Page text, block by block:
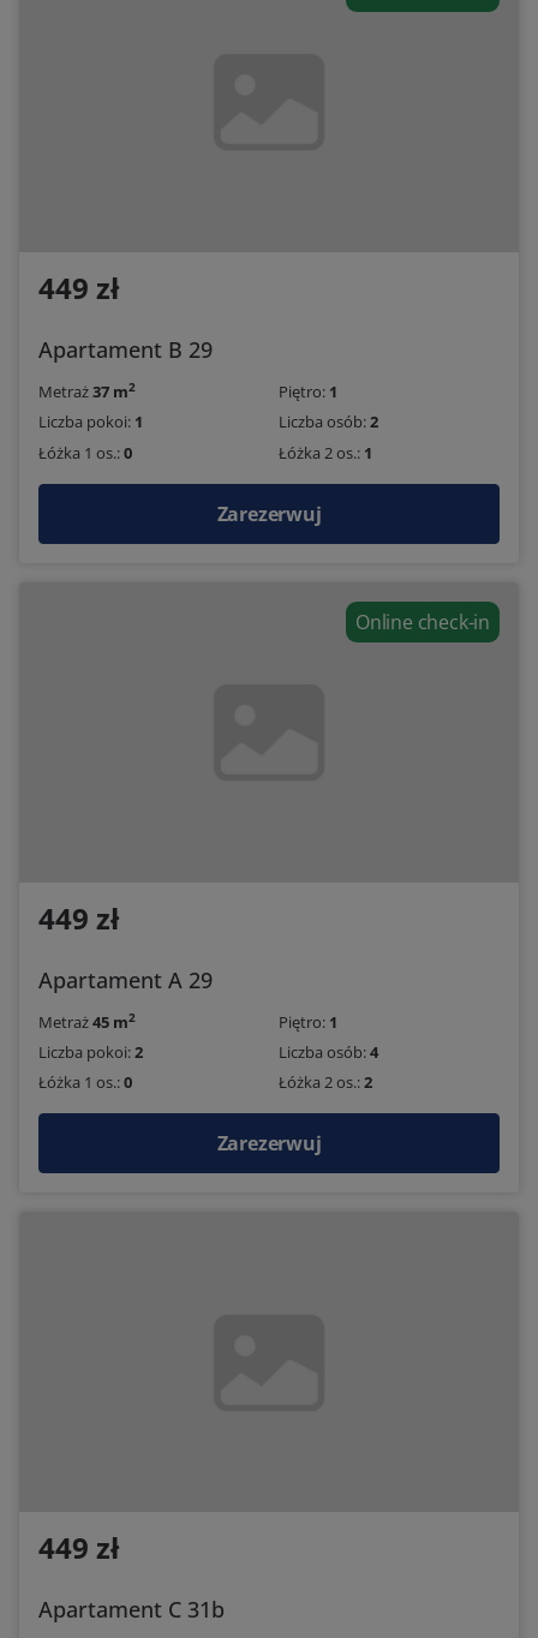
449 zł
Apartament B 29
Metraż37 m2 Piętro: 1
Liczba pokoi: 1 Liczba osób:2
Łóżka 1 os.:0 Łóżka 2 os.: 1
Zarezerwuj
Online check-in
449 zł
Apartament A 29
Metraż45 m2 Piętro: 1
Liczba pokoi:2 Liczba osób:4
Łóżka 1 os.:0 Łóżka 2 os.:2
Zarezerwuj
449 zł
Apartament C 31b